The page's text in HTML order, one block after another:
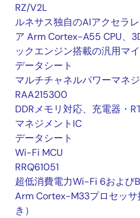
RZ/V2L
ルネサス独自のAIアクセラ
ア Arm Cortex-A55 CPU、
ックエンジン搭載の汎用マ
データシート
マルチチャネルパワーマネ
RAA215300
DDRメモリ対応、充電器・
マネジメントIC
データシート
Wi-Fi MCU
RRQ61051
超低消費電力Wi-Fi 6および
Arm Cortex-M33プロセッ
き）